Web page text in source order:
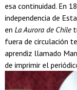
esa continuidad. En
independencia de
en La Aurora de Chile
fuera de circulación
aprendiz llamado
de imprimir el